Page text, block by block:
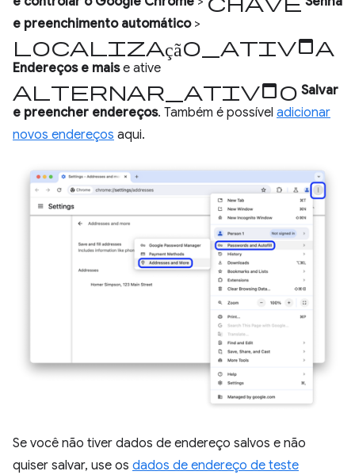
e preenchimento automático>
localização_ativada
Endereços e maise ative
alternar_ativado Salvar
e preencher endereços. Também é possível adicionar
novos endereços aqui.
Se você não tiver dados de endereço salvos e não
quiser salvar, use os dados de endereço de teste